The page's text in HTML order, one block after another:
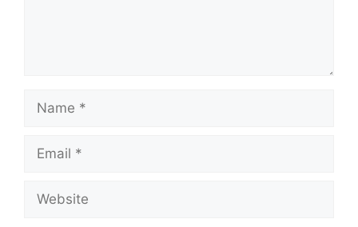
Name
Email
Website